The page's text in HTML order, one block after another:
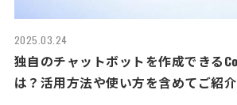
2025.03.24
独自のチャットボットを作成できる
は？活用方法や使い方を含めてご紹介